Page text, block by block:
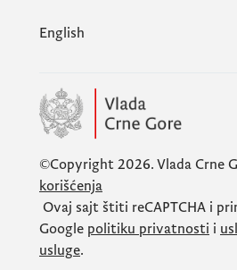
English
©Copyright 2026. Vlada Crne
korišćenja
Ovaj sajt štiti reCAPTCHA i
Google politiku privatnosti i
usluge.